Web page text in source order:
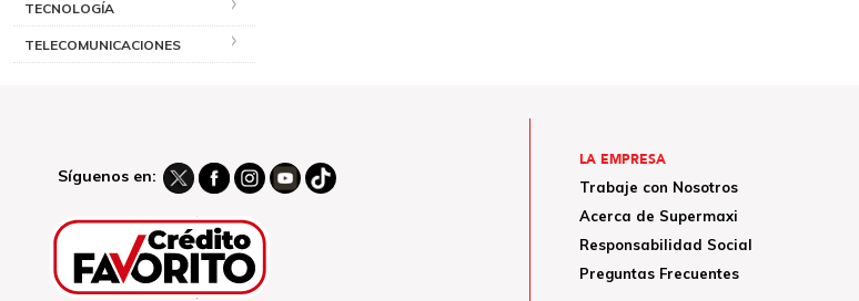
TECNOLOGÍA
TELECOMUNICACIONES
Síguenos en:
LA EMPRESA
Trabaje con Nosotros
Acerca de Supermaxi
Responsabilidad Social
Preguntas Frecuentes